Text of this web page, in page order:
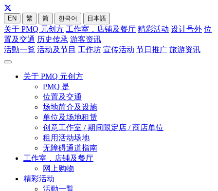
EN 繁 简 한국어 日本語
关于 PMQ 元创方 工作室，店铺及餐厅 精彩活动 设计号外 位
置及交通 历史传承 游客资讯
活動一覧 活动及节目 工作坊 宣传活动 节日推广 旅游资讯
关于 PMQ 元创方
PMQ 是
位置及交通
场地简介及设施
单位及场地租赁
创意工作室 / 期间限定店 / 商店单位
租用活动场地
无障碍通道指南
工作室，店铺及餐厅
网上购物
精彩活动
活動一覧